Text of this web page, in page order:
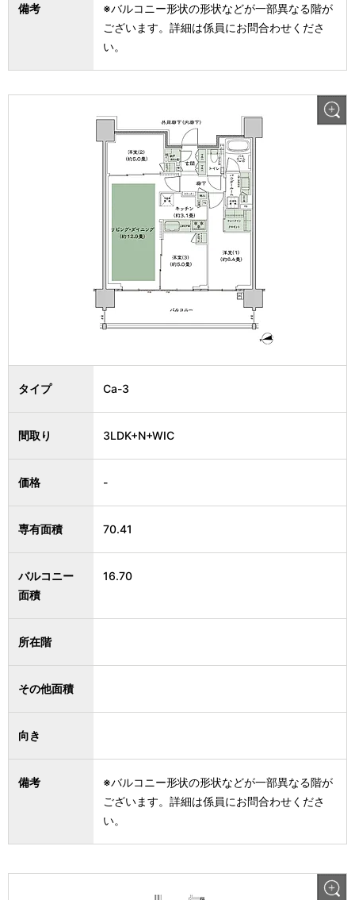
備考
※バルコニー形状の形状などが一部異なる階が
ございます。詳細は係員にお問合わせくださ
い。
タイプ Ca-3
間取り 3LDK+N+WIC
価格 -
専有面積 70.41
バルコニー
面積
16.70
所在階
その他面積
向き
備考
※バルコニー形状の形状などが一部異なる階が
ございます。詳細は係員にお問合わせくださ
い。